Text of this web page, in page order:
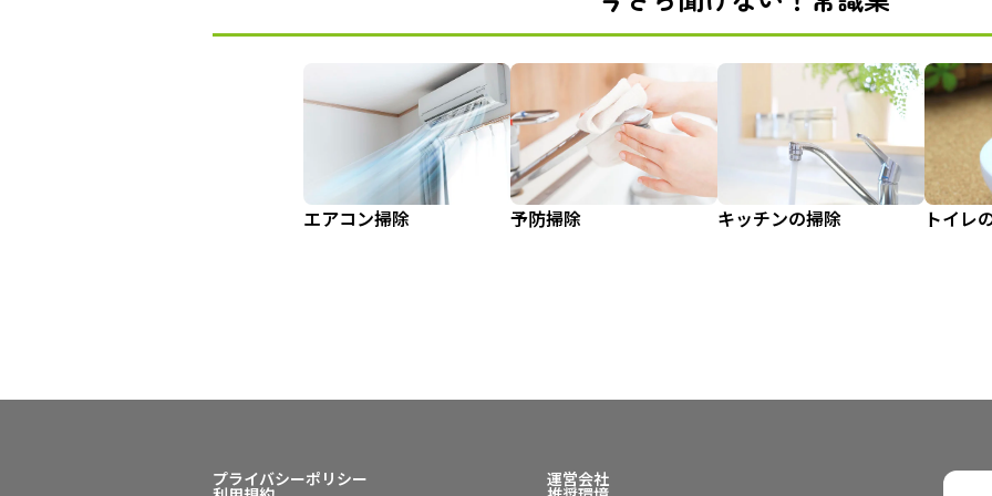
エアコン掃除 予防掃除 キッチンの掃除 トイレ
プライバシーポリシー 運営会社